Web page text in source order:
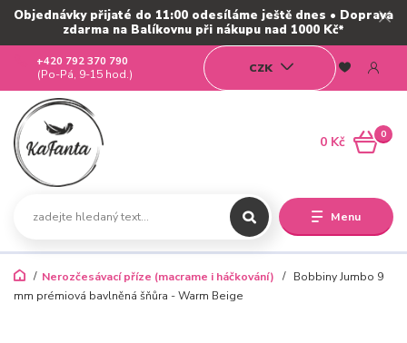
Objednávky přijaté do 11:00 odesíláme ještě dnes • Doprava
zdarma na Balíkovnu při nákupu nad 1000 Kč*
Menu
CZK
+420 792 370 790
(Po-Pá, 9-15 hod.)
0
0 Kč
Nerozčesávací příze (macrame i háčkování)
Bobbiny Jumbo 9
mm prémiová bavlněná šňůra - Warm Beige